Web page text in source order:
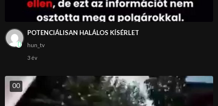
POTENCIÁLISAN HALÁLOS KÍSÉRLET
hun_tv
3 év
00